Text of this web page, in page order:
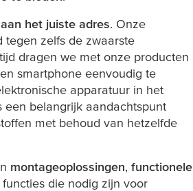
het juiste adres. Onze
tegen zelfs de zwaarste
dragen we met onze producten
smartphone eenvoudig te
apparatuur in het
een belangrijk aandachtspunt
met behoud van hetzelfde
montageoplossingen, functionele
die nodig zijn voor